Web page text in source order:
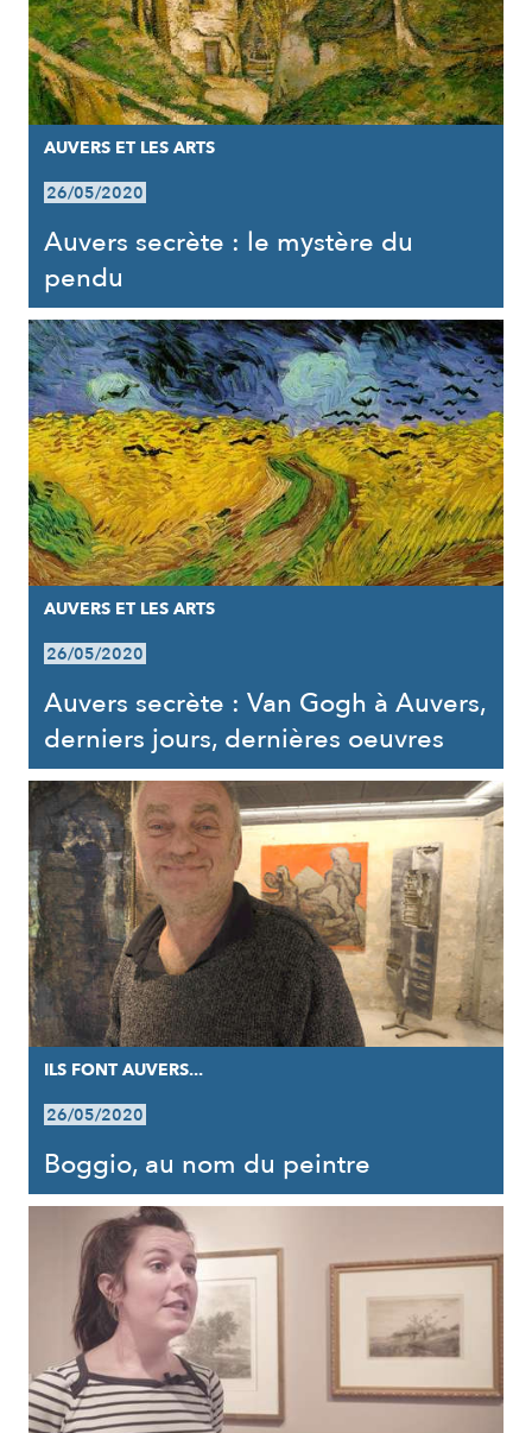
AUVERS ET LES ARTS
26/05/2020
Auvers secrète : le mystère du
pendu
AUVERS ET LES ARTS
26/05/2020
Auvers secrète : Van Gogh à Auvers,
derniers jours, dernières oeuvres
ILS FONT AUVERS...
26/05/2020
Boggio, au nom du peintre